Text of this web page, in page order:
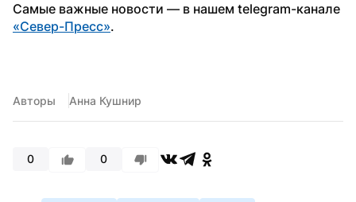
«Север-Пресс».
Авторы Анна Кушнир
0 0